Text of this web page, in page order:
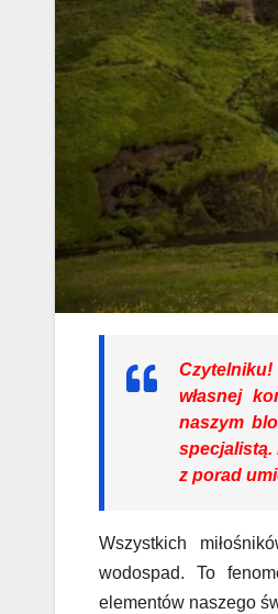
Czytelniku!
własnej
naszym
specjalistą.
z porad
Wszystkich
wodospad. To
elementów naszego